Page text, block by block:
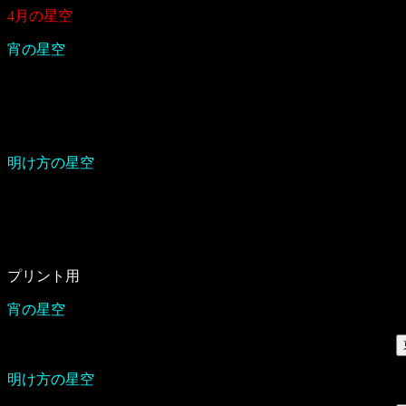
4月の星空
宵の星空
明け方の星空
プリント用
宵の星空
明け方の星空